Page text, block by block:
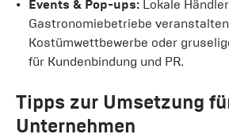
Events & Pop-ups: Lokale
Gastronomiebetriebe
Kostümwettbewerbe oder
für Kundenbindung und PR.
Tipps zur Umsetzung
Unternehmen